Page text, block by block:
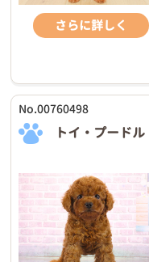
さらに詳しく
No.00760498
トイ・プードル